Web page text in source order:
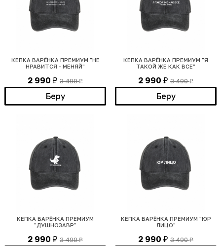
КЕПКА ВАРЁНКА ПРЕМИУМ "НЕ
НРАВИТСЯ - МЕНЯЙ"
2 990 ₽ 3 490₽
Беру
КЕПКА ВАРЁНКА ПРЕМИУМ "Я
ТАКОЙ ЖЕ КАК ВСЕ"
2 990 ₽ 3 490₽
Беру
КЕПКА ВАРЁНКА ПРЕМИУМ
"ДУШНОЗАВР"
2 990 ₽ 3 490₽
КЕПКА ВАРЁНКА ПРЕМИУМ "ЮР
ЛИЦО"
2 990 ₽ 3 490₽